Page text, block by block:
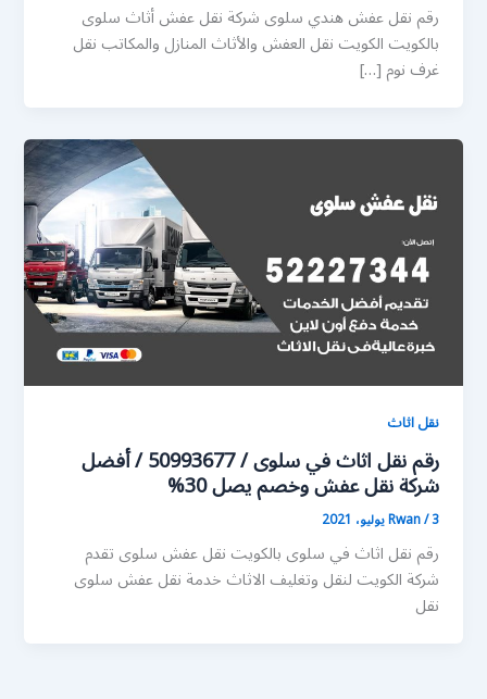
رقم نقل عفش هندي سلوى شركة نقل عفش أثاث سلوى
بالكويت الكويت نقل العفش والأثاث المنازل والمكاتب نقل
غرف نوم […]
نقل اثاث
رقم نقل اثاث في سلوى / 50993677 / أفضل
شركة نقل عفش وخصم يصل 30%
Rwan/3 يوليو، 2021
رقم نقل اثاث في سلوى بالكويت نقل عفش سلوى تقدم
شركة الكويت لنقل وتغليف الاثاث خدمة نقل عفش سلوى
نقل